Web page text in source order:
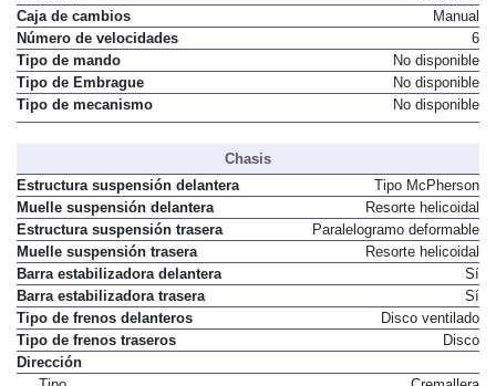
Caja de cambios
Manual
Número de velocidades
6
Tipo de mando
No disponible
Tipo de Embrague
No disponible
Tipo de mecanismo
No disponible
Chasis
Estructura suspensión delantera
Tipo McPherson
Muelle suspensión delantera
Resorte helicoidal
Estructura suspensión trasera
Paralelogramo deformable
Muelle suspensión trasera
Resorte helicoidal
Barra estabilizadora delantera
Sí
Barra estabilizadora trasera
Sí
Tipo de frenos delanteros
Disco ventilado
Tipo de frenos traseros
Disco
Dirección